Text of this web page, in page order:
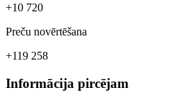
+10 720
Preču novērtēšana
+119 258
Informācija pircējam